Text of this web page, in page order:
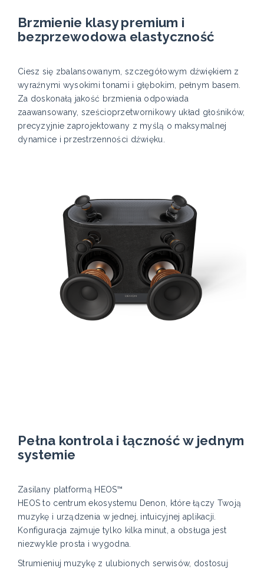
Brzmienie klasy premium i
bezprzewodowa elastyczność
Ciesz się zbalansowanym, szczegółowym dźwiękiem z
wyraźnymi wysokimi tonami i głębokim, pełnym basem.
Za doskonałą jakość brzmienia odpowiada
zaawansowany, sześcioprzetwornikowy układ głośników,
precyzyjnie zaprojektowany z myślą o maksymalnej
dynamice i przestrzenności dźwięku.
Pełna kontrola i łączność w jednym
systemie
Zasilany platformą HEOS™
HEOS to centrum ekosystemu Denon, które łączy Twoją
muzykę i urządzenia w jednej, intuicyjnej aplikacji.
Konfiguracja zajmuje tylko kilka minut, a obsługa jest
niezwykle prosta i wygodna.
Strumieniuj muzykę z ulubionych serwisów, dostosuj